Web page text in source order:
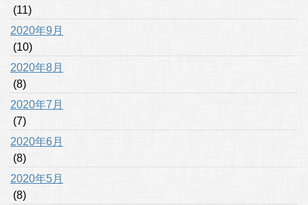
(11)
2020年9月
(10)
2020年8月
(8)
2020年7月
(7)
2020年6月
(8)
2020年5月
(8)